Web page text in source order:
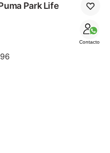
Park Life
Contacto